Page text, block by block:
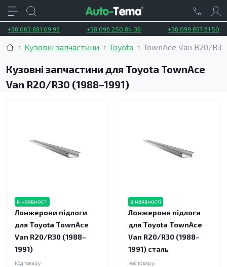
+38 063 881 09 93 +38 096 250 84 38 +38 099 657 61 50
Кузовні запчастини Toyota TownAce Van R20/R30
Кузовні запчастини для Toyota TownAce
Van R20/R30 (1988–1991)
в наявності
Лонжерони підлоги
для Toyota TownAce
Van R20/R30 (1988–
1991)
Код товару:
в наявності
Лонжерони підлоги
для Toyota TownAce
Van R20/R30 (1988–
1991) сталь
Код товару: